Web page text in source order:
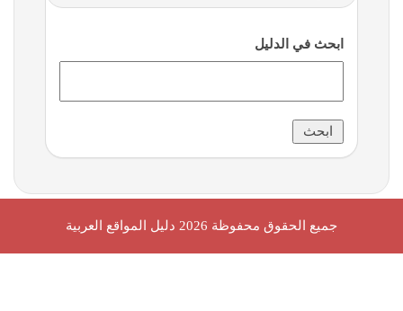
ابحث في الدليل
جميع الحقوق محفوظة 2026 دليل المواقع العربية